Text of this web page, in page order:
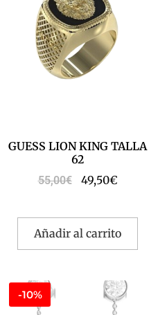
GUESS LION KING TALLA
62
55,00€ 49,50€
Añadir al carrito
-10%